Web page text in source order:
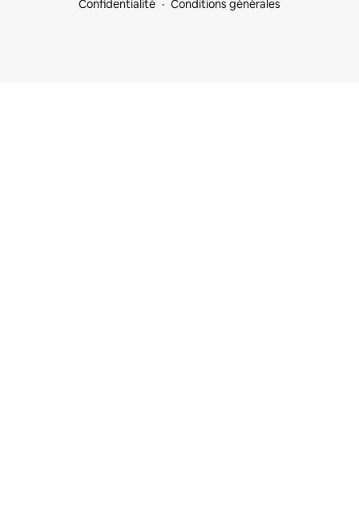
Confidentialité
Conditions générales